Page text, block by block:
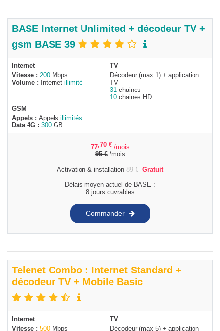
BASE Internet Unlimited + décodeur TV +
gsm BASE 39
Internet
Vitesse : 200 Mbps
Volume :
Internet illimité
TV
Décodeur (max 1) + application
TV
31 chaines
10 chaines HD
GSM
Appels : Appels illimités
Data 4G : 300 GB
77,70 € /mois
95€/mois
Activation & installation 89€ Gratuit
Délais moyen actuel de BASE :
8 jours ouvrables
Commander
Telenet Combo : Internet Standard +
décodeur TV + Mobile Basic
Internet
Vitesse : 500 Mbps
TV
Décodeur (max 5) + application